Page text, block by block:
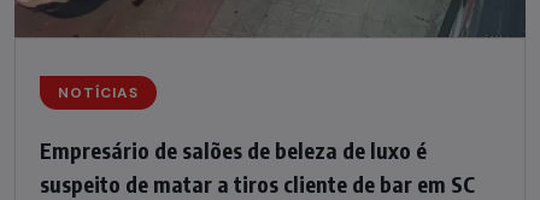
NOTÍCIAS
Empresário de salões de beleza de luxo é
suspeito de matar a tiros cliente de bar em SC